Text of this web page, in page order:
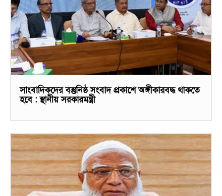
সাংবাদিকদের বস্তুনিষ্ঠ সংবাদ প্রকাশে অঙ্গীকারবদ্ধ থাকতে
হবে : স্থানীয় সরকারমন্ত্রী